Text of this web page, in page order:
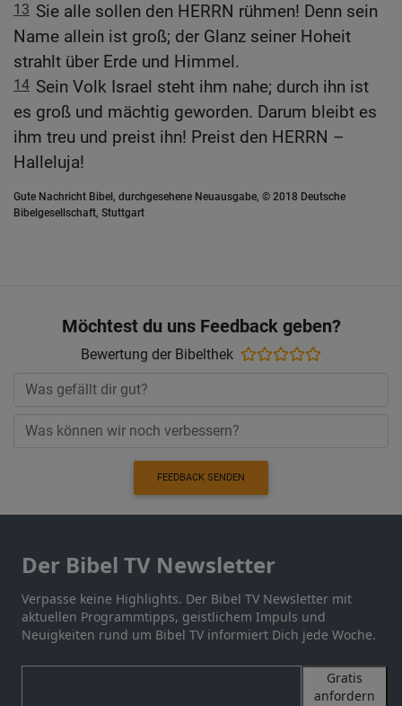
13 Sie alle sollen den HERRN rühmen! Denn sein
Name allein ist groß; der Glanz seiner Hoheit
strahlt über Erde und Himmel.
14 Sein Volk Israel steht ihm nahe; durch ihn ist
es groß und mächtig geworden. Darum bleibt es
ihm treu und preist ihn! Preist den HERRN –
Halleluja!
Gute Nachricht Bibel, durchgesehene Neuausgabe, © 2018 Deutsche
Bibelgesellschaft, Stuttgart
Möchtest du uns Feedback geben?
Bewertung der Bibelthek
FEEDBACK SENDEN
Der Bibel TV Newsletter
Verpasse keine Highlights. Der Bibel TV Newsletter mit
aktuellen Programmtipps, geistlichem Impuls und
Neuigkeiten rund um Bibel TV informiert Dich jede Woche.
Gratis
anfordern